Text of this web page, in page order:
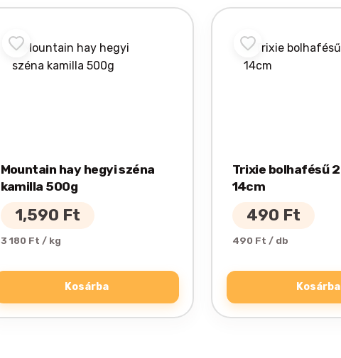
Mountain hay hegyi széna
kamilla 500g
1,590 Ft
3 180 Ft / kg
Kosárba
Trixie bolhafésű
14cm
490 Ft
490 Ft / db
Kosárba